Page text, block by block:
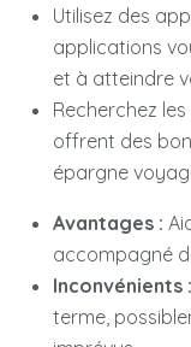
Utilisez des
applications
et à atteindre
Recherchez
offrent des
épargne
Avantages :
accompagné
Inconvénients :
terme,